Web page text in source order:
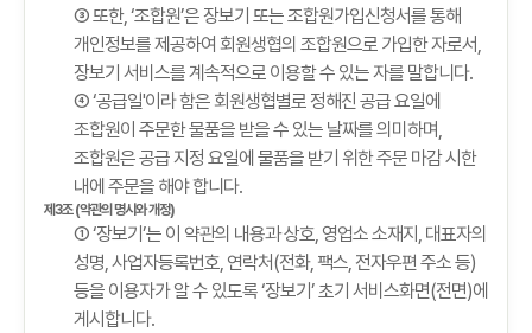
③ 또한, ‘조합원’은 장보기 또는 조합원가입신청서를 통해
개인정보를 제공하여 회원생협의 조합원으로 가입한 자로서,
장보기 서비스를 계속적으로 이용할 수 있는 자를 말합니다.
④ ‘공급일'이라 함은 회원생협별로 정해진 공급 요일에
조합원이 주문한 물품을 받을 수 있는 날짜를 의미하며,
조합원은 공급 지정 요일에 물품을 받기 위한 주문 마감 시한
내에 주문을 해야 합니다.
제3조 (약관의 명시와 개정)
① ‘장보기’는 이 약관의 내용과 상호, 영업소 소재지, 대표자의
성명, 사업자등록번호, 연락처(전화, 팩스, 전자우편 주소 등)
등을 이용자가 알 수 있도록 ‘장보기’ 초기 서비스화면(전면)에
게시합니다.